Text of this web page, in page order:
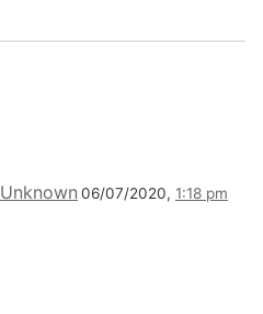
Unknown 06/07/2020, 1:18 pm